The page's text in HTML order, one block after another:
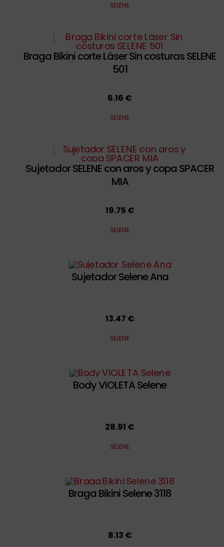
SELENE
Braga Bikini corte Láser Sin costuras SELENE
501
6.16 €
SELENE
Sujetador SELENE con aros y copa SPACER
MIA
19.75 €
SELENE
Sujetador Selene Ana
13.47 €
SELENE
Body VIOLETA Selene
28.91 €
SELENE
Braga Bikini Selene 3118
8.13 €